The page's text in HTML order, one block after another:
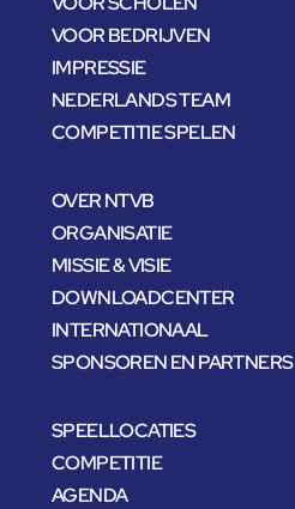
VOOR BEDRIJVEN
IMPRESSIE
NEDERLANDS TEAM
COMPETITIE SPELEN
OVER NTVB
ORGANISATIE
MISSIE & VISIE
DOWNLOADCENTER
INTERNATIONAAL
SPONSOREN EN PARTNERS
SPEELLOCATIES
COMPETITIE
AGENDA